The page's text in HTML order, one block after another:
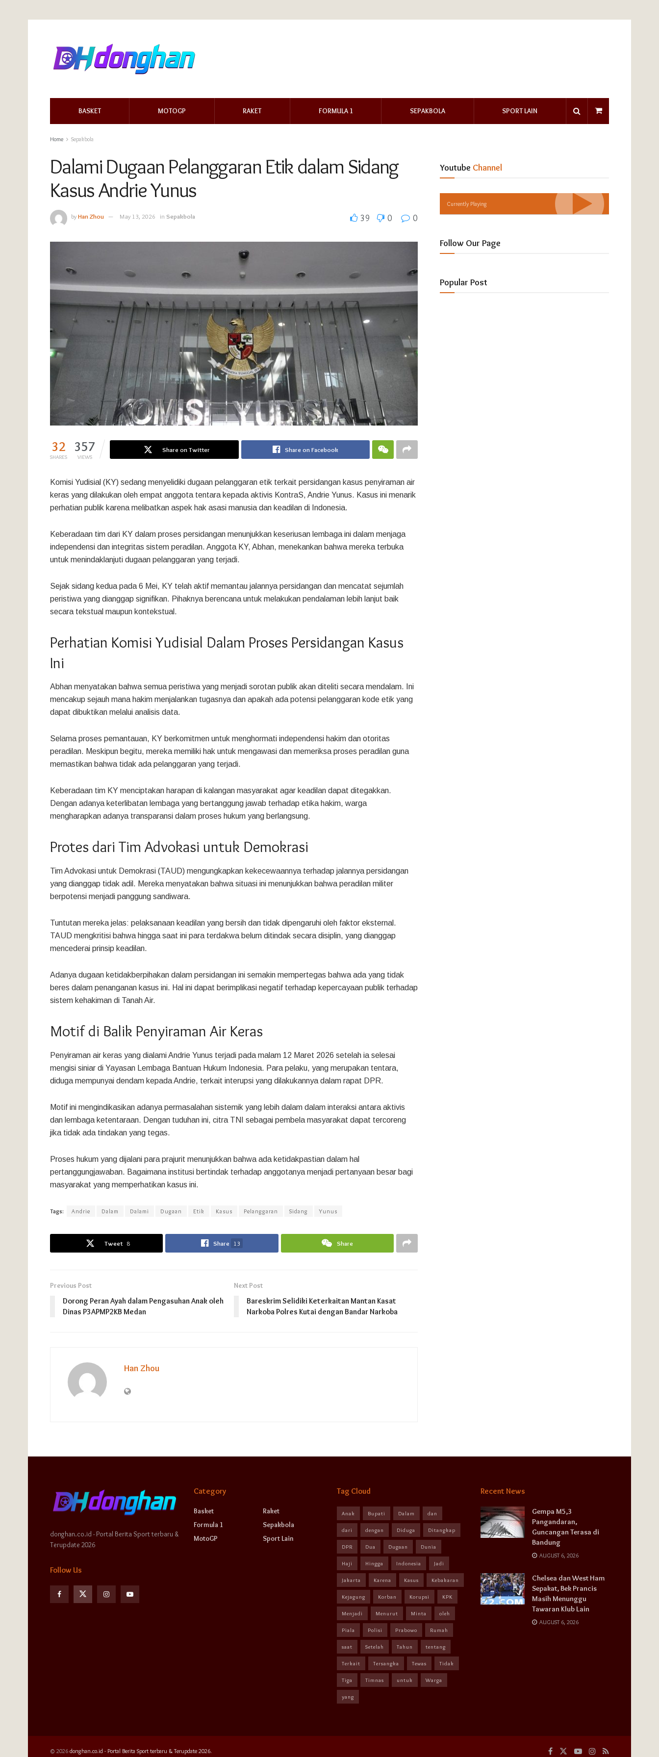
BASKET MOTOGP RAKET FORMULA 1 SEPAKBOLA SPORT LAIN
Home Sepakbola
Dalami Dugaan Pelanggaran Etik dalam Sidang
Kasus Andrie Yunus
byHan Zhou May 13, 2026 in Sepakbola 39 0 0
32
SHARES
357
VIEWS
Share on Twitter Share on Facebook
Komisi Yudisial (KY) sedang menyelidiki dugaan pelanggaran etik terkait persidangan kasus penyiraman air
keras yang dilakukan oleh empat anggota tentara kepada aktivis KontraS, Andrie Yunus. Kasus ini menarik
perhatian publik karena melibatkan aspek hak asasi manusia dan keadilan di Indonesia.
Keberadaan tim dari KY dalam proses persidangan menunjukkan keseriusan lembaga ini dalam menjaga
independensi dan integritas sistem peradilan. Anggota KY, Abhan, menekankan bahwa mereka terbuka
untuk menindaklanjuti dugaan pelanggaran yang terjadi.
Sejak sidang kedua pada 6 Mei, KY telah aktif memantau jalannya persidangan dan mencatat sejumlah
peristiwa yang dianggap signifikan. Pihaknya berencana untuk melakukan pendalaman lebih lanjut baik
secara tekstual maupun kontekstual.
Perhatian Komisi Yudisial Dalam Proses Persidangan Kasus
Ini
Abhan menyatakan bahwa semua peristiwa yang menjadi sorotan publik akan diteliti secara mendalam. Ini
mencakup sejauh mana hakim menjalankan tugasnya dan apakah ada potensi pelanggaran kode etik yang
dapat dibuktikan melalui analisis data.
Selama proses pemantauan, KY berkomitmen untuk menghormati independensi hakim dan otoritas
peradilan. Meskipun begitu, mereka memiliki hak untuk mengawasi dan memeriksa proses peradilan guna
memastikan bahwa tidak ada pelanggaran yang terjadi.
Keberadaan tim KY menciptakan harapan di kalangan masyarakat agar keadilan dapat ditegakkan.
Dengan adanya keterlibatan lembaga yang bertanggung jawab terhadap etika hakim, warga
mengharapkan adanya transparansi dalam proses hukum yang berlangsung.
Protes dari Tim Advokasi untuk Demokrasi
Tim Advokasi untuk Demokrasi (TAUD) mengungkapkan kekecewaannya terhadap jalannya persidangan
yang dianggap tidak adil. Mereka menyatakan bahwa situasi ini menunjukkan bahwa peradilan militer
berpotensi menjadi panggung sandiwara.
Tuntutan mereka jelas: pelaksanaan keadilan yang bersih dan tidak dipengaruhi oleh faktor eksternal.
TAUD mengkritisi bahwa hingga saat ini para terdakwa belum ditindak secara disiplin, yang dianggap
mencederai prinsip keadilan.
Adanya dugaan ketidakberpihakan dalam persidangan ini semakin mempertegas bahwa ada yang tidak
beres dalam penanganan kasus ini. Hal ini dapat berimplikasi negatif terhadap kepercayaan publik terhadap
sistem kehakiman di Tanah Air.
Motif di Balik Penyiraman Air Keras
Penyiraman air keras yang dialami Andrie Yunus terjadi pada malam 12 Maret 2026 setelah ia selesai
mengisi siniar di Yayasan Lembaga Bantuan Hukum Indonesia. Para pelaku, yang merupakan tentara,
diduga mempunyai dendam kepada Andrie, terkait interupsi yang dilakukannya dalam rapat DPR.
Motif ini mengindikasikan adanya permasalahan sistemik yang lebih dalam dalam interaksi antara aktivis
dan lembaga ketentaraan. Dengan tuduhan ini, citra TNI sebagai pembela masyarakat dapat tercoreng
jika tidak ada tindakan yang tegas.
Proses hukum yang dijalani para prajurit menunjukkan bahwa ada ketidakpastian dalam hal
pertanggungjawaban. Bagaimana institusi bertindak terhadap anggotanya menjadi pertanyaan besar bagi
masyarakat yang memperhatikan kasus ini.
Tags: Andrie Dalam Dalami Dugaan Etik Kasus Pelanggaran Sidang Yunus
Tweet 8 Share 13 Share
Previous Post
Dorong Peran Ayah dalam Pengasuhan Anak oleh
Dinas P3APMP2KB Medan
Next Post
Bareskrim Selidiki Keterkaitan Mantan Kasat
Narkoba Polres Kutai dengan Bandar Narkoba
Han Zhou
Youtube Channel
Currently Playing
Follow Our Page
Popular Post
donghan.co.id - Portal Berita Sport terbaru &
Terupdate 2026
Follow Us
Category
Basket
Formula 1
MotoGP
Raket
Sepakbola
Sport Lain
Tag Cloud
Anak Bupati Dalam dan
dari dengan Diduga Ditangkap
DPR Dua Dugaan Dunia
Haji Hingga Indonesia Jadi
Jakarta Karena Kasus Kebakaran
Kejagung Korban Korupsi KPK
Menjadi Menurut Minta oleh
Piala Polisi Prabowo Rumah
saat Setelah Tahun tentang
Terkait Tersangka Tewas Tidak
Tiga Timnas untuk Warga
yang
Recent News
Gempa M5,3
Pangandaran,
Guncangan Terasa di
Bandung
AUGUST 6, 2026
Chelsea dan West Ham
Sepakat, Bek Prancis
Masih Menunggu
Tawaran Klub Lain
AUGUST 6, 2026
© 2026 donghan.co.id - Portal Berita Sport terbaru & Terupdate 2026.